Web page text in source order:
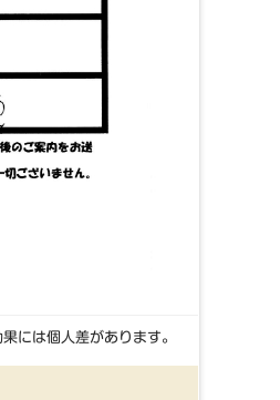
には個人差があります。